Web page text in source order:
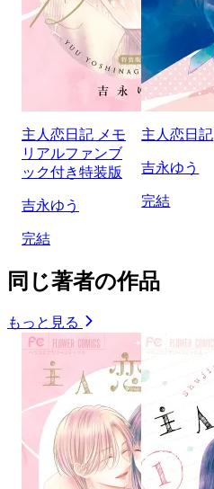
主人恋日記 メモ
リアルファンブ
ック付き特装版
吉永ゆう
完結
主人恋日記
吉永ゆう
完結
同じ著者の作品
もっと見る